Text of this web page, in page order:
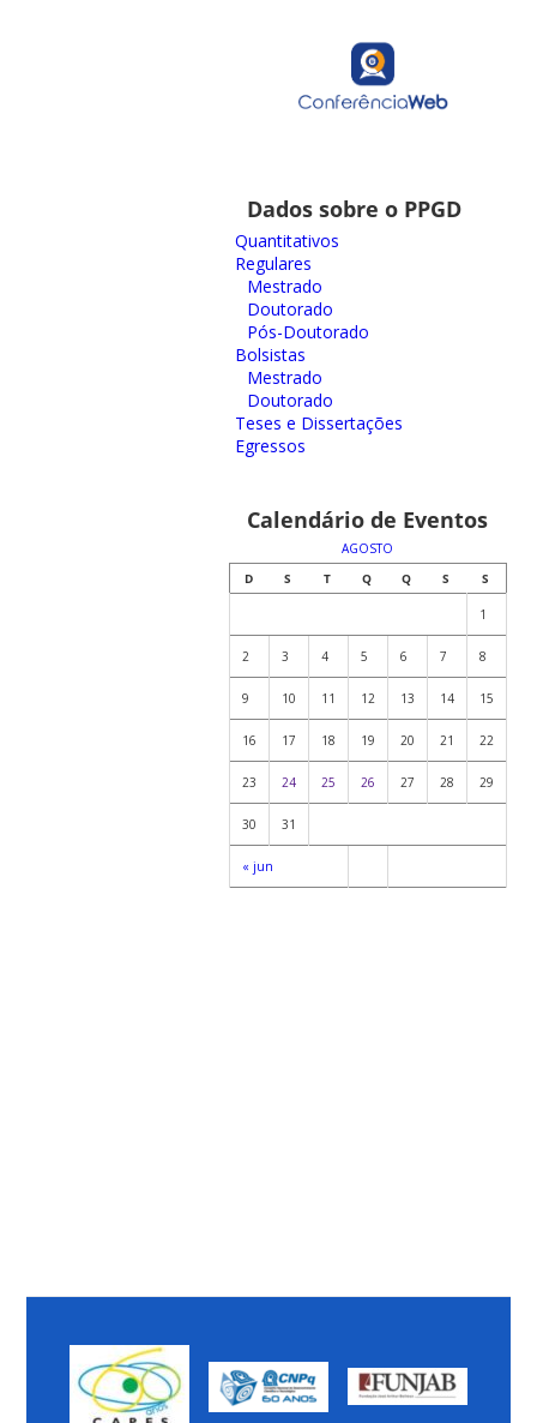
Dados sobre o PPGD
Quantitativos
Regulares
Mestrado
Doutorado
Pós-Doutorado
Bolsistas
Mestrado
Doutorado
Teses e Dissertações
Egressos
Calendário de Eventos
AGOSTO
D
S T Q Q S S
« jun
1
2 3 4 5 6 7 8
9 10 11 12 13 14 15
16 17 18 19 20 21 22
23 24 25 26 27 28 29
30 31